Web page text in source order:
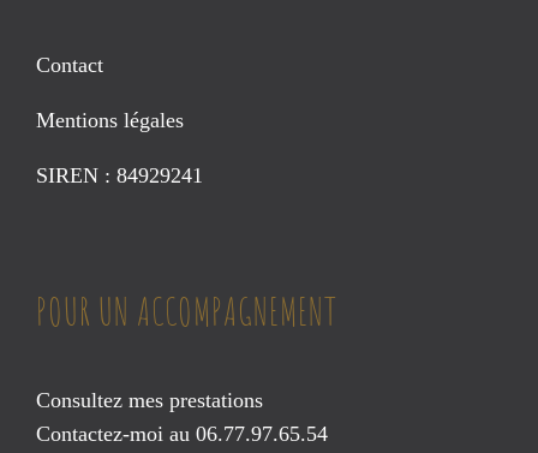
Contact
Mentions légales
SIREN : 84929241
POUR UN ACCOMPAGNEMENT
Consultez mes prestations
Contactez-moi au 06.77.97.65.54